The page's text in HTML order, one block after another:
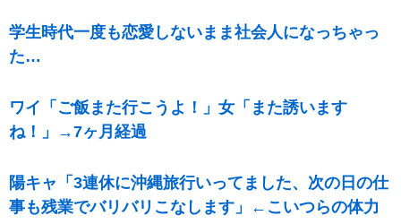
学生時代一度も恋愛しないまま社会人になっちゃっ
た…
ワイ「ご飯また行こうよ！」女「また誘います
ね！」→7ヶ月経過
陽キャ「3連休に沖縄旅行いってました、次の日の仕
事も残業でバリバリこなします」←こいつらの体力